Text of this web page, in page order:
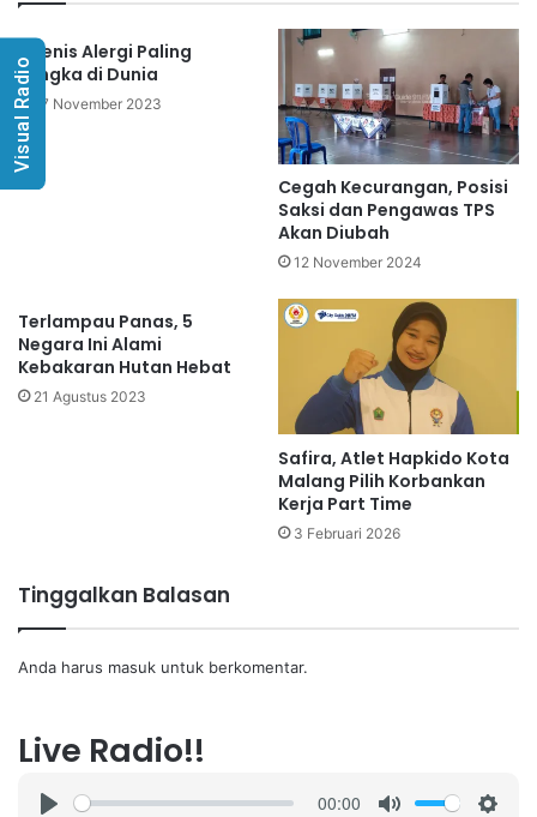
5 Jenis Alergi Paling
Langka di Dunia
17 November 2023
Cegah Kecurangan, Posisi
Saksi dan Pengawas TPS
Akan Diubah
12 November 2024
Terlampau Panas, 5
Negara Ini Alami
Kebakaran Hutan Hebat
21 Agustus 2023
Safira, Atlet Hapkido Kota
Malang Pilih Korbankan
Kerja Part Time
3 Februari 2026
Tinggalkan Balasan
Anda harus masuk untuk berkomentar.
Live Radio!!
00:00
Visual Radio